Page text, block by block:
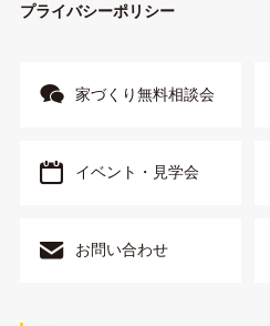
プライバシーポリシー
家づくり無料相談会
イベント・見学会
お問い合わせ